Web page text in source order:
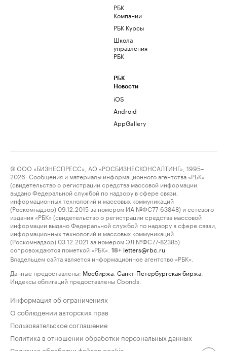
РБК
Компании
РБК Курсы
Школа
управления
РБК
РБК
Новости
iOS
Android
AppGallery
© ООО «БИЗНЕСПРЕСС», АО «РОСБИЗНЕСКОНСАЛТИНГ», 1995–
2026. Сообщения и материалы информационного агентства «РБК»
(свидетельство о регистрации средства массовой информации
выдано Федеральной службой по надзору в сфере связи,
информационных технологий и массовых коммуникаций
(Роскомнадзор) 09.12.2015 за номером ИА №ФС77-63848) и сетевого
издания «РБК» (свидетельство о регистрации средства массовой
информации выдано Федеральной службой по надзору в сфере связи,
информационных технологий и массовых коммуникаций
(Роскомнадзор) 03.12.2021 за номером ЭЛ №ФС77-82385)
сопровождаются пометкой «РБК».
18+ letters@rbc.ru
Владельцем сайта является информационное агентство «РБК».
Данные предоставлены: Мосбиржа Санкт-Петербургская биржа
Индексы облигаций предоставлены Cbonds.
Информация об ограничениях
О соблюдении авторских прав
Пользовательское соглашение
Политика в отношении обработки персональных данных